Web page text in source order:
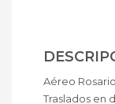
Aéreo
Traslados en